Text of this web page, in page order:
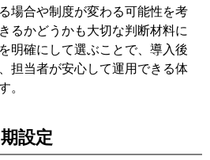
場合や制度が変わる可能性を考
るかどうかも大切な判断材料に
明確にして選ぶことで、導入後
担当者が安心して運用できる体
。
設定